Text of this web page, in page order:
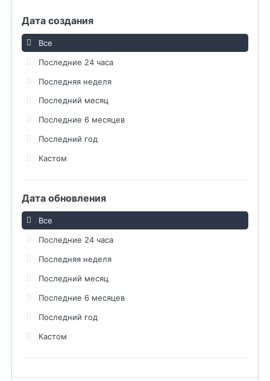
Дата создания
Все
Последние 24 часа
Последняя неделя
Последний месяц
Последние 6 месяцев
Последний год
Кастом
Дата обновления
Все
Последние 24 часа
Последняя неделя
Последний месяц
Последние 6 месяцев
Последний год
Кастом